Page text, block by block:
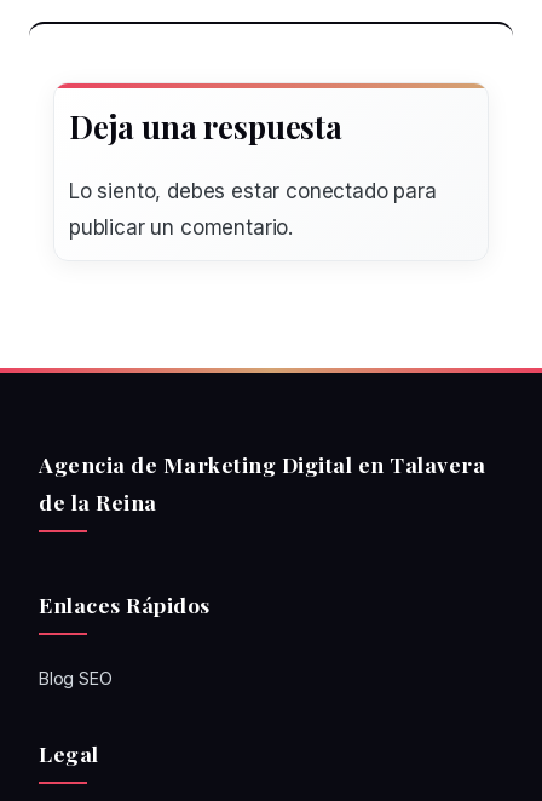
Deja una respuesta
Lo siento, debes estar conectadopara
publicar un comentario.
Agencia de Marketing Digital en Talavera
de la Reina
Enlaces Rápidos
Blog SEO
Legal